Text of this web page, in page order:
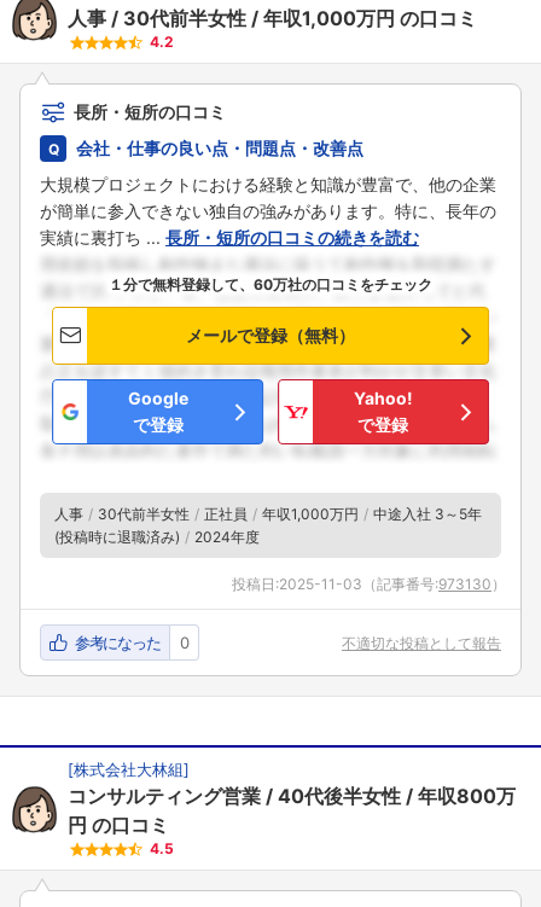
人事 30代前半女性 年収1,000万円 の口コミ
4.2
長所・短所の口コミ
会社・仕事の良い点・問題点・改善点
大規模プロジェクトにおける経験と知識が豊富で、他の企業
が簡単に参入できない独自の強みがあります。特に、長年の
実績に裏打ち ... 長所・短所の口コミの続きを読む
１分で無料登録して、60万社の口コミをチェック
メールで登録（無料）
Google
で登録
Yahoo!
で登録
人事 30代前半女性 正社員 年収1,000万円
中途入社 3～5年
(投稿時に退職済み)
2024年度
投稿日:2025-11-03 （記事番号:973130 ）
参考になった 0 不適切な投稿として報告
[株式会社大林組]
コンサルティング営業 40代後半女性
年収800万
円 の口コミ
4.5